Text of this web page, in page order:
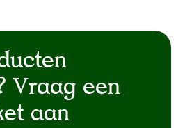
Vraag een
aan